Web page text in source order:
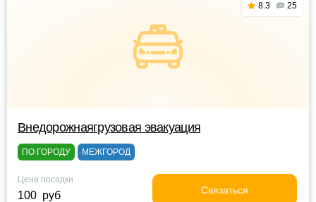
8.3 25
Внедорожнаягрузовая эвакуация
ПО ГОРОДУ МЕЖГОРОД
Цена посадки
100 руб Связаться